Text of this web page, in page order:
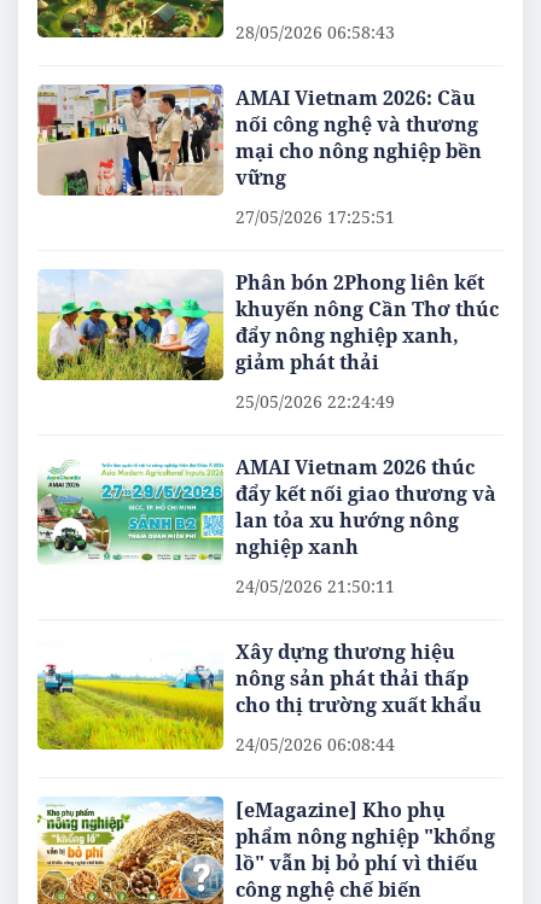
28/05/2026 06:58:43
AMAI Vietnam 2026: Cầu
nối công nghệ và thương
mại cho nông nghiệp bền
vững
27/05/2026 17:25:51
Phân bón 2Phong liên kết
khuyến nông Cần Thơ thúc
đẩy nông nghiệp xanh,
giảm phát thải
25/05/2026 22:24:49
AMAI Vietnam 2026 thúc
đẩy kết nối giao thương và
lan tỏa xu hướng nông
nghiệp xanh
24/05/2026 21:50:11
Xây dựng thương hiệu
nông sản phát thải thấp
cho thị trường xuất khẩu
24/05/2026 06:08:44
[eMagazine] Kho phụ
phẩm nông nghiệp "khổng
lồ" vẫn bị bỏ phí vì thiếu
công nghệ chế biến